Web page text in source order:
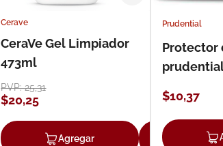
Agregar
Cerave
CeraVe Gel Limpiador
473ml
PVP:25,31
$20,25
Agregar
Prudential
Protector
$10,37